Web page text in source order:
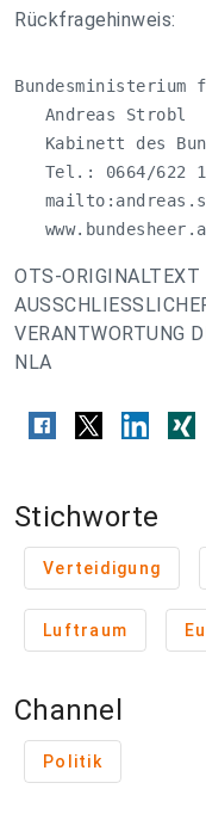
Rückfragehinweis:
Bundesministerium
   Andreas Strobl
Kabinett des
Tel.: 0664/622
   mailto:
OTS-ORIGINALTEXT
VERANTWORTUNG
NLA
Stichworte
Verteidigung
Luftraum
Channel
Politik